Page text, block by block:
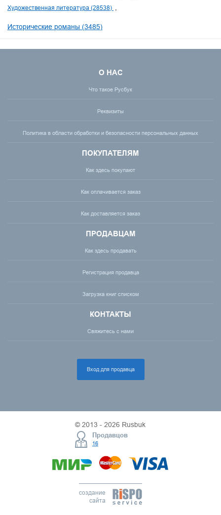
Художественная литература (28538)
Исторические романы (3485)
О НАС
Что такое Русбук
Реквизиты
Политика в области обработки и безопасности персональных данных
ПОКУПАТЕЛЯМ
Как здесь покупают
Как оплачивается заказ
Как доставляется заказ
ПРОДАВЦАМ
Как здесь продавать
Регистрация продавца
Загрузка книг списком
КОНТАКТЫ
Свяжитесь с нами
Вход для продавца
© 2013 - 2026 Rusbuk
Продавцов
16
создание
сайта